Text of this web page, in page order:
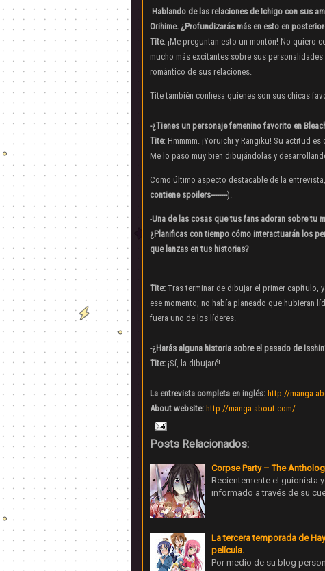
-Hablando de las relaciones de Ichigo con sus
Orihime. ¿Profundizarás más en esto en
Tite: ¡Me preguntan esto un montón! No quiero
mucho más excitantes sobre sus
romántico de sus relaciones.
Tite también confiesa quienes son sus chicas
-¿Tienes un personaje femenino favorito en
Tite: Hmmmm. ¡Yoruichi y Rangiku! Su actitud
Me lo paso muy bien dibujándolas y
Como último aspecto destacable de la
contiene spoilers--------).
-Una de las cosas que tus fans adoran sobre tu
¿Planificas con tiempo cómo interactuarán los
que lanzas en tus historias?
Tite: Tras terminar de dibujar el primer capítulo,
ese momento, no había planeado que hubieran
fuera uno de los líderes.
-¿Harás alguna historia sobre el pasado de
Tite: ¡Sí, la dibujaré!
La entrevista completa en inglés: http://
About website: http://manga.about.com/
Posts Relacionados:
Corpse Party – The
Recientemente el guionista
informado a través de su
La tercera temporada de
película.
Por medio de su blog